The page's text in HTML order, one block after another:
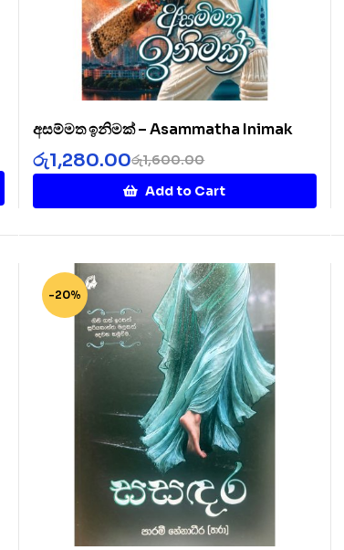
අසම්මත ඉනිමක් – Asammatha Inimak
රු1,600.00
රු1,280.00
Add to Cart
-20%